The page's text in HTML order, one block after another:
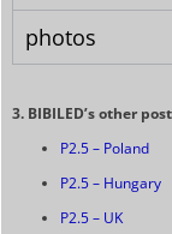
photos
3. BIBILED’s other
P2.5 – Poland
P2.5 – Hungary
P2.5 – UK